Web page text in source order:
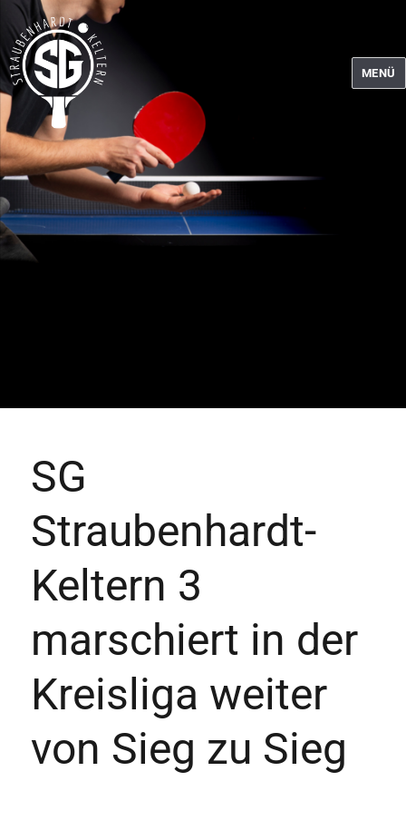
Tischtennis SG Straubenhardt-Keltern
MENÜ
SG
Straubenhardt-
Keltern 3
marschiert in der
Kreisliga weiter
von Sieg zu Sieg